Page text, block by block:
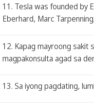
11. Tesla was founded by
Eberhard, Marc
12. Kapag mayroong sakit
magpakonsulta agad sa
13. Sa iyong pagdating,